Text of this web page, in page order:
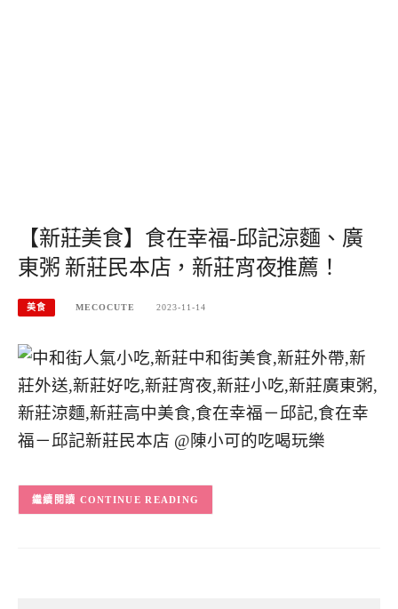
【新莊美食】食在幸福-邱記涼麵、廣
東粥 新莊民本店，新莊宵夜推薦！
美食 MECOCUTE 2023-11-14
CONTINUE READING